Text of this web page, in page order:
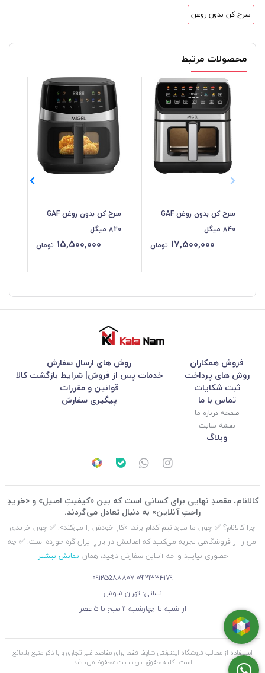
سرخ کن بدون روغن
محصولات مرتبط
سرخ کن بدون روغن GAF
840 میگل
17,500,000 تومان
سرخ کن بدون روغن GAF
820 میگل
15,500,000 تومان
فروش همکاران
روش های ارسال سفارش
روش های پرداخت
خدمات پس از فروش| شرایط بازگشت کالا
ثبت شکایات
قوانین و مقررات
تماس با ما
صفحه درباره ما
نقشه سایت
پیگیری سفارش
وبلاگ
کالانام، مقصدِ نهایی برای کسانی است که بین «کیفیتِ اصیل» و «خریدِ
راحتِ آنلاین» به دنبال تعادل می‌گردند.
چرا کالانام؟ ✅ چون ما می‌دانیم کدام برند، «کارِ خودش را می‌کند». ✅ چون خریدی
امن را از فروشگاهی تجربه می‌کنید که اصالتش در بازارِ ایران گره خورده است. ✅ چه
حضوری بیایید و چه آنلاین سفارش دهید، همان نمایش بیشتر
09121334179
09125588807
نشانی: تهران شوش
از شنبه تا چهارشنبه ۱۱ صبح تا ۵ عصر
استفاده از مطالب فروشگاه اینترنتی شاپفا فقط برای مقاصد غیر تجاری و با ذکر منبع بلامانع
است. کليه حقوق اين سايت محفوظ می‌باشد